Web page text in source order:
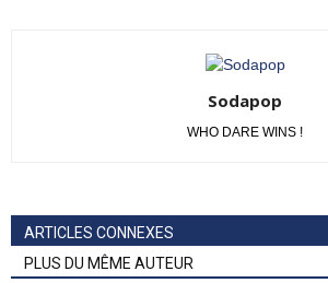
Sodapop
WHO DARE WINS !
ARTICLES CONNEXES
PLUS DU MÊME AUTEUR